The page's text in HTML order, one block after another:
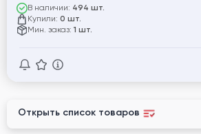
В наличии: 494 шт.
Купили: 0 шт.
Мин. заказ: 1 шт.
Открыть список товаров